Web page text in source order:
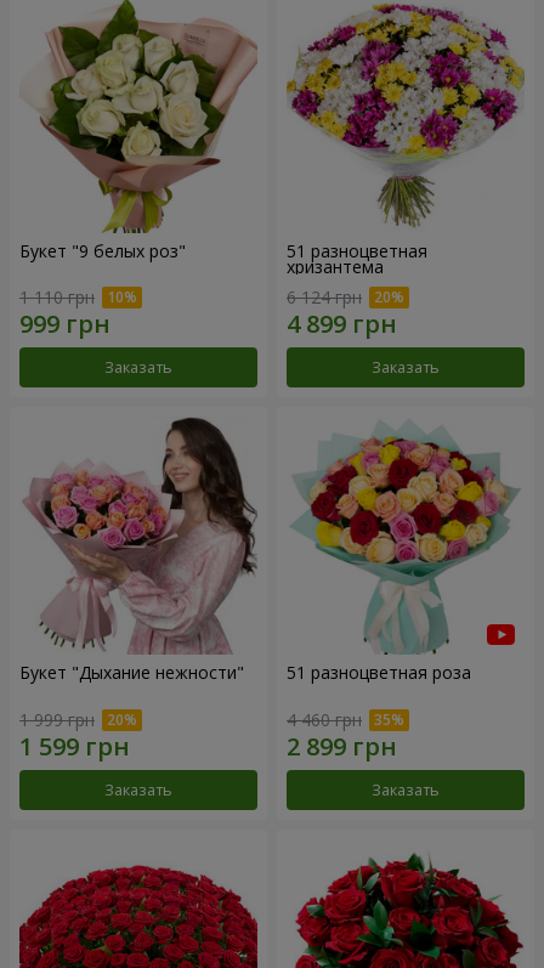
Букет "9 белых роз"
1 110 грн
Заказать
51 разноцветная
хризантема
6 124 грн
Заказать
Букет "Дыхание нежности"
1 999 грн
Заказать
51 разноцветная роза
4 460 грн
Заказать